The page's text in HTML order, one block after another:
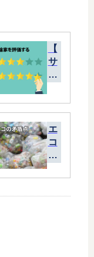
【
サ
ッ
】
コ
ス
リ
カ
エ
コ
の
盾
点